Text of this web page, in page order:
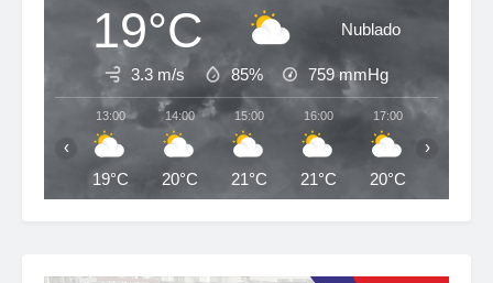
19°C Nublado
3.3 m/s 85% 759mmHg
13:00
19°C
14:00
20°C
15:00
21°C
16:00
21°C
17:00
20°C
‹ ›